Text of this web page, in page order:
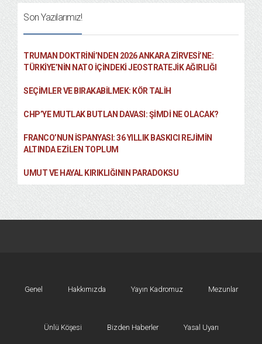
Son Yazılarımız!
TRUMAN DOKTRINI’NDEN 2026 ANKARA ZIRVESI’NE:
TÜRKIYE’NIN NATO İÇINDEKI JEOSTRATEJIK AĞIRLIĞI
SEÇIMLER VE BIRAKABILMEK: KÖR TALIH
CHP’YE MUTLAK BUTLAN DAVASI: ŞİMDİ NE OLACAK?
FRANCO’NUN İSPANYASI: 36 YILLIK BASKICI REJIMIN
ALTINDA EZILEN TOPLUM
UMUT VE HAYAL KIRIKLIĞININ PARADOKSU
Genel Hakkımızda Yayın Kadromuz Mezunlar
Ünlü Köşesi Bizden Haberler Yasal Uyarı